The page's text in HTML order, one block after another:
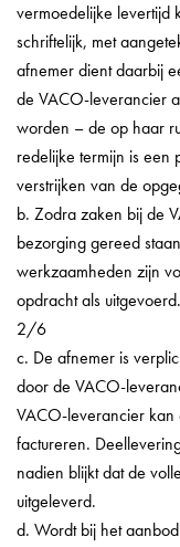
vermoedelijke levertijd
schriftelijk, met
afnemer dient daarbij
de VACO-leverancier
worden – de op haar
redelijke termijn is
verstrijken van de
b. Zodra zaken bij de
bezorging gereed
werkzaamheden zijn
opdracht als uitgevoerd.
2/6
c. De afnemer is
door de VACO-
VACO-leverancier
factureren.
nadien blijkt dat de
uitgeleverd.
d. Wordt bij het